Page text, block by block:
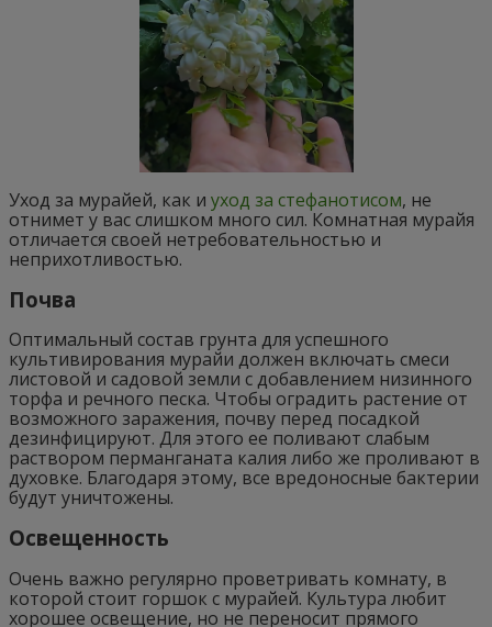
Уход за мурайей, как и уход за стефанотисом, не
отнимет у вас слишком много сил. Комнатная мурайя
отличается своей нетребовательностью и
неприхотливостью.
Почва
Оптимальный состав грунта для успешного
культивирования мурайи должен включать смеси
листовой и садовой земли с добавлением низинного
торфа и речного песка. Чтобы оградить растение от
возможного заражения, почву перед посадкой
дезинфицируют. Для этого ее поливают слабым
раствором перманганата калия либо же проливают в
духовке. Благодаря этому, все вредоносные бактерии
будут уничтожены.
Освещенность
Очень важно регулярно проветривать комнату, в
которой стоит горшок с мурайей. Культура любит
хорошее освещение, но не переносит прямого